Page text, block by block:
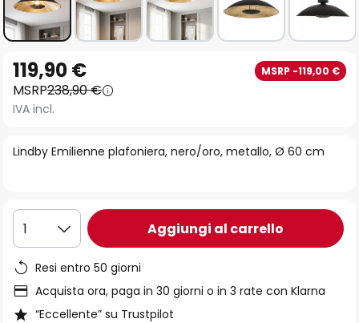
all'inizio
della
galleria
immagini
Lindby Emilienne plafoniera, nero/oro, metallo, Ø 60 cm
119,90 € MSRP -119,00 €
MSRP238,90 €
IVA incl.
1 Aggiungi al carrello
Resi entro 50 giorni
Acquista ora, paga in 30 giorni o in 3 rate con Klarna
“Eccellente” su Trustpilot